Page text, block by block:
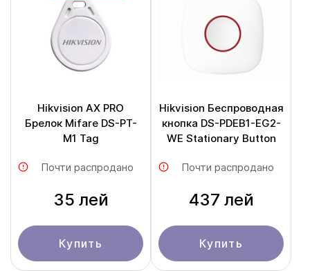
Hikvision AX PRO
Брелок Mifare DS-PT-
M1 Tag
Почти распродано
35 лей
Купить
Hikvision Беспроводная
кнопка DS-PDEB1-EG2-
WE Stationary Button
Почти распродано
437 лей
Купить